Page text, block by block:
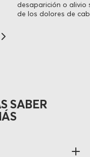
desaparición o alivio
de los dolores de
SABER